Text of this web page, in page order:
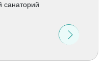
санаторий